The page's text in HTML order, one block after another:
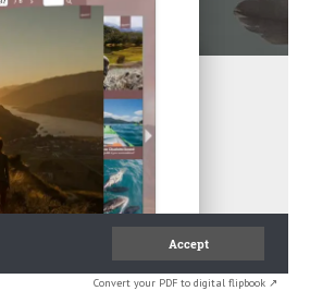
Convert your PDF to digital flipbook ↗